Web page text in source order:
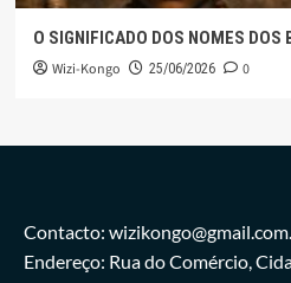
O SIGNIFICADO DOS NOMES DOS
Wizi-Kongo 25/06/2026 0
Contacto:
Endereço: Rua do Comércio,